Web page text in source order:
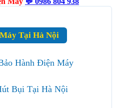
Tại Hà Nội
Hành Điện Máy
Bụi Tại Hà Nội